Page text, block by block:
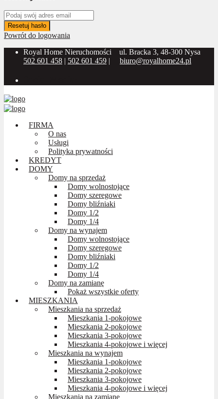
Resetuj hasło
Powrót do logowania
Royal Home Nieruchomości
ul. Bracka 3, 48-300 Nysa
502 601 458 | 502 601 459 | biuro@royalhome24.pl
FIRMA
O nas
Usługi
Polityka prywatności
KREDYT
DOMY
Domy na sprzedaż
Domy wolnostojące
Domy szeregowe
Domy bliźniaki
Domy 1/2
Domy 1/4
Domy na wynajem
Domy wolnostojące
Domy szeregowe
Domy bliźniaki
Domy 1/2
Domy 1/4
Domy na zamianę
Pokaż wszystkie oferty
MIESZKANIA
Mieszkania na sprzedaż
Mieszkania 1-pokojowe
Mieszkania 2-pokojowe
Mieszkania 3-pokojowe
Mieszkania 4-pokojowe i więcej
Mieszkania na wynajem
Mieszkania 1-pokojowe
Mieszkania 2-pokojowe
Mieszkania 3-pokojowe
Mieszkania 4-pokojowe i więcej
Mieszkania na zamianę